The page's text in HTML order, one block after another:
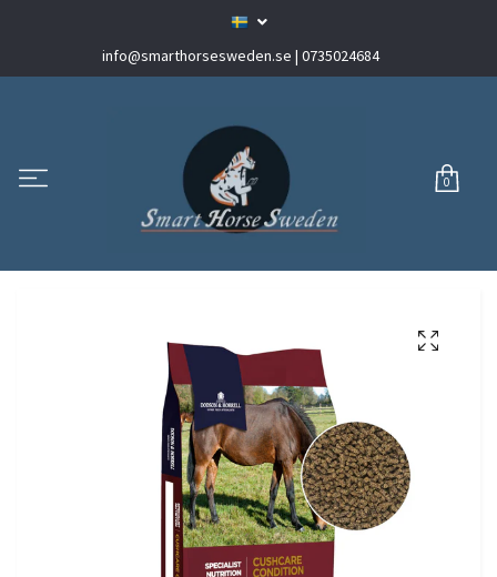
info@smarthorsesweden.se | 0735024684
0